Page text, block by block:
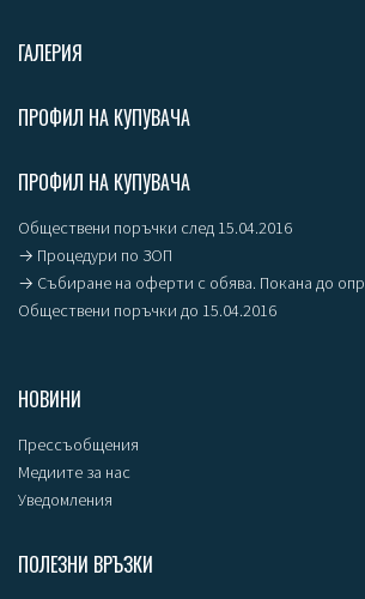
ГАЛЕРИЯ
ПРОФИЛ НА КУПУВАЧА
ПРОФИЛ НА КУПУВАЧА
Обществени поръчки след 15.04.2016
→ Процедури по ЗОП
→ Събиране на оферти с обява. Покана до
Обществени поръчки до 15.04.2016
НОВИНИ
Прессъобщения
Медиите за нас
Уведомления
ПОЛЕЗНИ ВРЪЗКИ